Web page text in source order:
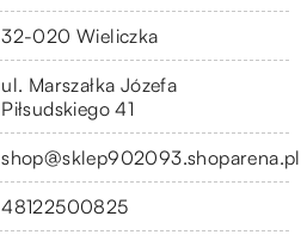
32-020 Wieliczka
ul. Marszałka Józefa
Piłsudskiego 41
shop@sklep902093.shoparena.pl
48122500825